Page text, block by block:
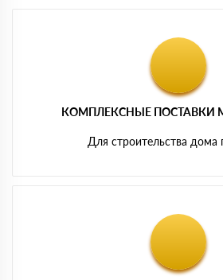
КОМПЛЕКСНЫЕ ПОСТАВКИ
Для строительства дома